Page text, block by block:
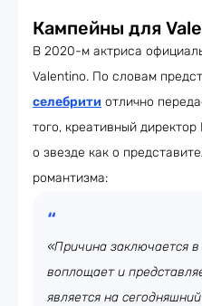
Кампейны для
В 2020-м актриса
Valentino. По словам
селебрити отлично
того, креативный
о звезде как о
романтизма:
«Причина заключается
воплощает и
является на